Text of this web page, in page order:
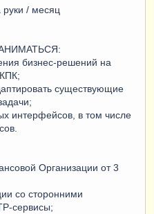
/ месяц
бизнес-решений на
существующие
интерфейсов, в том числе
Организации от 3
со сторонними
сервисы;